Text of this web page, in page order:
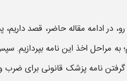
رو، در ادامه مقاله حاضر، قصد
؛ به مراحلاخذ ایننامه بپردازیم.
گرفتننامه پزشک قانونی برای ضرب